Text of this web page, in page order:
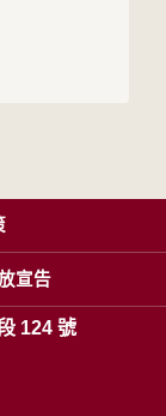
宣告
124 號